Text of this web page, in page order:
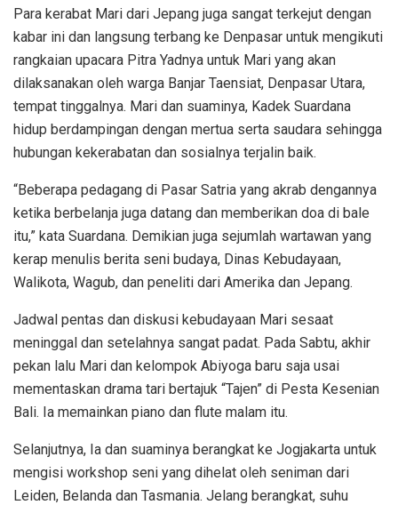
Para kerabat Mari dari Jepang juga sangat terkejut dengan
kabar ini dan langsung terbang ke Denpasar untuk mengikuti
rangkaian upacara Pitra Yadnya untuk Mari yang akan
dilaksanakan oleh warga Banjar Taensiat, Denpasar Utara,
tempat tinggalnya. Mari dan suaminya, Kadek Suardana
hidup berdampingan dengan mertua serta saudara sehingga
hubungan kekerabatan dan sosialnya terjalin baik.
“Beberapa pedagang di Pasar Satria yang akrab dengannya
ketika berbelanja juga datang dan memberikan doa di bale
itu,” kata Suardana. Demikian juga sejumlah wartawan yang
kerap menulis berita seni budaya, Dinas Kebudayaan,
Walikota, Wagub, dan peneliti dari Amerika dan Jepang.
Jadwal pentas dan diskusi kebudayaan Mari sesaat
meninggal dan setelahnya sangat padat. Pada Sabtu, akhir
pekan lalu Mari dan kelompok Abiyoga baru saja usai
mementaskan drama tari bertajuk “Tajen” di Pesta Kesenian
Bali. Ia memainkan piano dan flute malam itu.
Selanjutnya, Ia dan suaminya berangkat ke Jogjakarta untuk
mengisi workshop seni yang dihelat oleh seniman dari
Leiden, Belanda dan Tasmania. Jelang berangkat, suhu